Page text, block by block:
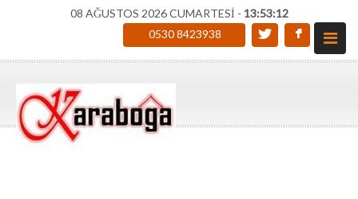
08 AĞUSTOS 2026 CUMARTESİ - 13:53:13
0530 8423938